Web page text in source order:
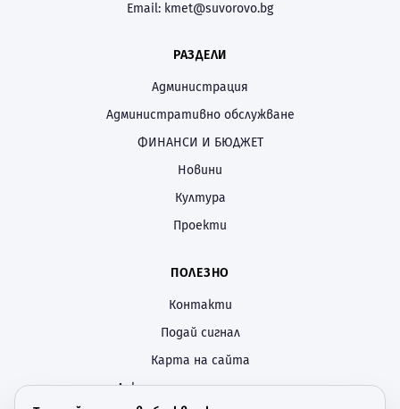
Email: kmet@suvorovo.bg
РАЗДЕЛИ
Администрация
Административно обслужване
ФИНАНСИ И БЮДЖЕТ
Новини
Култура
Проекти
ПОЛЕЗНО
Контакти
Подай сигнал
Карта на сайта
Декларация за достъпност